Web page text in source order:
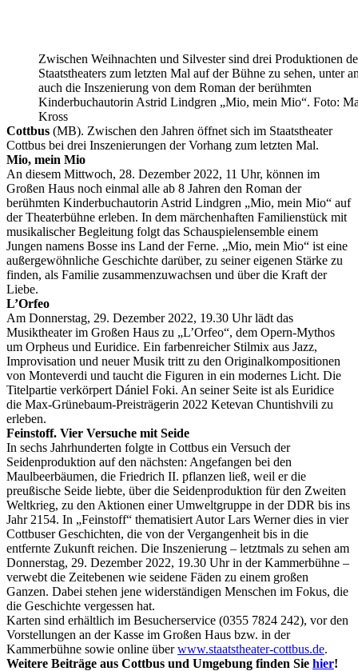
Zwischen Weihnachten und Silvester sind drei Produktionen
Staatstheaters zum letzten Mal auf der Bühne zu sehen, unter
auch die Inszenierung von dem Roman der berühmten
Kinderbuchautorin Astrid Lindgren „Mio, mein Mio“. Foto:
Kross
Cottbus (MB). Zwischen den Jahren öffnet sich im Staatstheater
Cottbus bei drei Inszenierungen der Vorhang zum letzten Mal.
Mio, mein Mio
An diesem Mittwoch, 28. Dezember 2022, 11 Uhr, können im
Großen Haus noch einmal alle ab 8 Jahren den Roman der
berühmten Kinderbuchautorin Astrid Lindgren „Mio, mein Mio“ auf
der Theaterbühne erleben. In dem märchenhaften Familienstück mit
musikalischer Begleitung folgt das Schauspielensemble einem
Jungen namens Bosse ins Land der Ferne. „Mio, mein Mio“ ist eine
außergewöhnliche Geschichte darüber, zu seiner eigenen Stärke zu
finden, als Familie zusammenzuwachsen und über die Kraft der
Liebe.
L’Orfeo
Am Donnerstag, 29. Dezember 2022, 19.30 Uhr lädt das
Musiktheater im Großen Haus zu „L’Orfeo“, dem Opern-Mythos
um Orpheus und Euridice. Ein farbenreicher Stilmix aus Jazz,
Improvisation und neuer Musik tritt zu den Originalkompositionen
von Monteverdi und taucht die Figuren in ein modernes Licht. Die
Titelpartie verkörpert Dániel Foki. An seiner Seite ist als Euridice
die Max-Grünebaum-Preisträgerin 2022 Ketevan Chuntishvili zu
erleben.
Feinstoff. Vier Versuche mit Seide
In sechs Jahrhunderten folgte in Cottbus ein Versuch der
Seidenproduktion auf den nächsten: Angefangen bei den
Maulbeerbäumen, die Friedrich II. pflanzen ließ, weil er die
preußische Seide liebte, über die Seidenproduktion für den Zweiten
Weltkrieg, zu den Aktionen einer Umweltgruppe in der DDR bis ins
Jahr 2154. In „Feinstoff“ thematisiert Autor Lars Werner dies in vier
Cottbuser Geschichten, die von der Vergangenheit bis in die
entfernte Zukunft reichen. Die Inszenierung – letztmals zu sehen am
Donnerstag, 29. Dezember 2022, 19.30 Uhr in der Kammerbühne –
verwebt die Zeitebenen wie seidene Fäden zu einem großen
Ganzen. Dabei stehen jene widerständigen Menschen im Fokus, die
die Geschichte vergessen hat.
Karten sind erhältlich im Besucherservice (0355 7824 242), vor den
Vorstellungen an der Kasse im Großen Haus bzw. in der
Kammerbühne sowie online überwww.staatstheater-cottbus.de.
Weitere Beiträge aus Cottbus und Umgebung finden Sie hier!